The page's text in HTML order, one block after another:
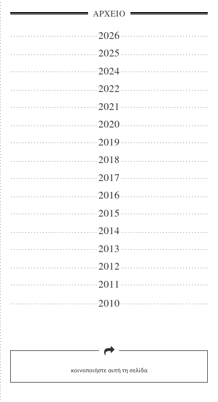
ΑΡΧΕΙΟ
2026
2025
2024
2022
2021
2020
2019
2018
2017
2016
2015
2014
2013
2012
2011
2010
κοινοποιήστε αυτή τη σελίδα